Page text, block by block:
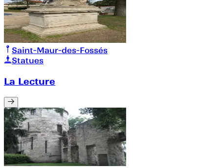
Saint-Maur-des-Fossés
Statues
La Lecture